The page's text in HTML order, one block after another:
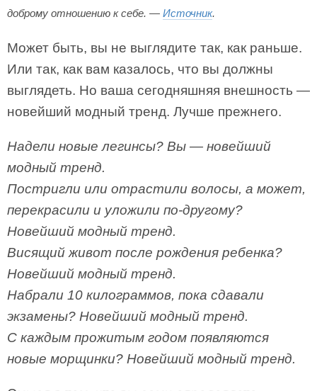
доброму отношению к себе. — Источник.
Может быть, вы не выглядите так, как раньше.
Или так, как вам казалось, что вы должны
выглядеть. Но ваша сегодняшняя внешность —
новейший модный тренд. Лучше прежнего.
Надели новые легинсы? Вы — новейший
модный тренд.
Постригли или отрастили волосы, а может,
перекрасили и уложили по-другому?
Новейший модный тренд.
Висящий живот после рождения ребенка?
Новейший модный тренд.
Набрали 10 килограммов, пока сдавали
экзамены? Новейший модный тренд.
С каждым прожитым годом появляются
новые морщинки? Новейший модный тренд.